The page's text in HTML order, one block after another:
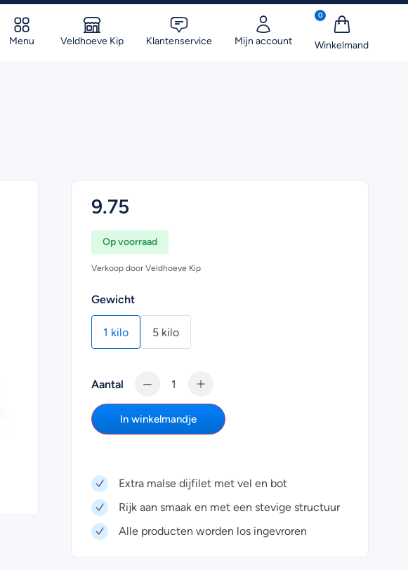
Menu Veldhoeve Kip Klantenservice Mijn account
0
9.75
Op voorraad
Verkoop door Veldhoeve Kip
Gewicht
1 kilo 5 kilo
Aantal
In winkelmandje
Extra malse dijfilet met vel en bot
Rijk aan smaak en met een stevige structuur
Alle producten worden los ingevroren